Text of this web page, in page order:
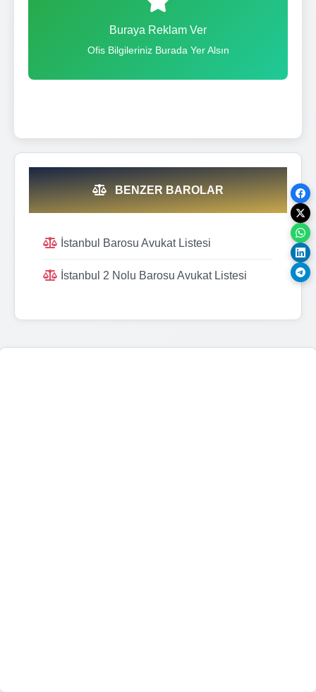
Buraya Reklam Ver
Ofis Bilgileriniz Burada Yer Alsın
BENZER BAROLAR
İstanbul Barosu Avukat Listesi
İstanbul 2 Nolu Barosu Avukat Listesi